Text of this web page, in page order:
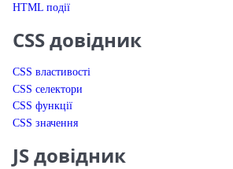
HTML події
CSS довідник
CSS властивості
CSS селектори
CSS функції
CSS значення
JS довідник